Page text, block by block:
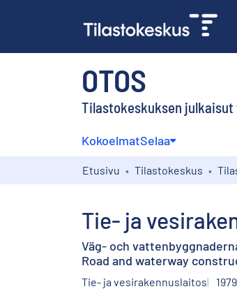
OTOS
Tilastokeskuksen julkaisut
KokoelmatSelaa
Etusivu Tilastokeskus
Tie- ja
Väg- och
Road and waterway
Tie- ja vesirakennuslaitos 1979